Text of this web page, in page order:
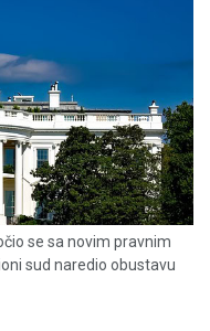
se sa novim pravnim
sud naredio obustavu